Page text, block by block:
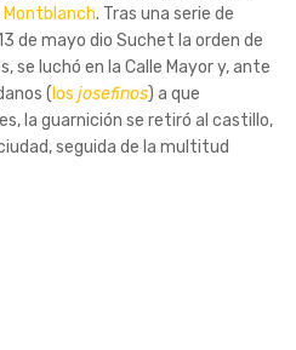
Montblanch. Tras una serie de
de mayo dio Suchet la orden de
se luchó en la Calle Mayor y, ante
( los josefinos) a que
la guarnición se retiró al castillo,
seguida de la multitud